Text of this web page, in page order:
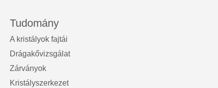
Tudomány
A kristályok fajtái
Drágakővizsgálat
Zárványok
Kristályszerkezet